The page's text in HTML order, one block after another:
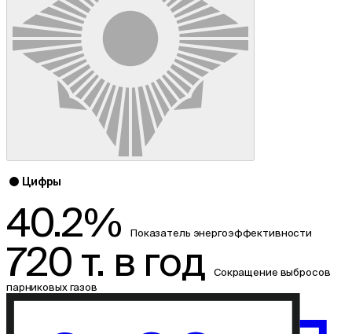
Цифры
40.2% Показатель энергоэффективности
720 т. в год
Сокращение выбросов
парниковых газов